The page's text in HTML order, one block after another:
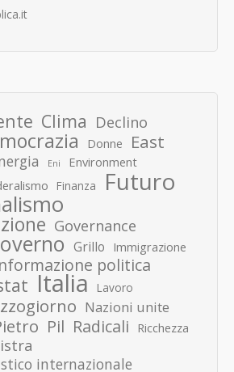
Clima Declino
Donne East
Eni Environment
Finanza Futuro
Governance
Grillo Immigrazione
politica
Italia
Lavoro
Nazioni unite
Pil Radicali Ricchezza
internazionale